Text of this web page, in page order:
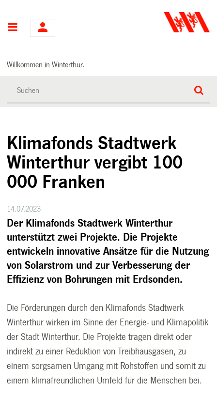
Hauptnavigation
Willkommen in Winterthur.
Klimafonds Stadtwerk
Winterthur vergibt 100
000 Franken
14.07.2023
Der Klimafonds Stadtwerk Winterthur
unterstützt zwei Projekte. Die Projekte
entwickeln innovative Ansätze für die Nutzung
von Solarstrom und zur Verbesserung der
Effizienz von Bohrungen mit Erdsonden.
Die Förderungen durch den Klimafonds Stadtwerk
Winterthur wirken im Sinne der Energie- und Klimapolitik
der Stadt Winterthur. Die Projekte tragen direkt oder
indirekt zu einer Reduktion von Treibhausgasen, zu
einem sorgsamen Umgang mit Rohstoffen und somit zu
einem klima­freundlichen Umfeld für die Menschen bei.